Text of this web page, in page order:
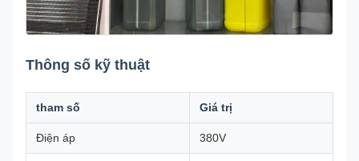
Thông số kỹ thuật
tham số Giá trị
Điện áp 380V